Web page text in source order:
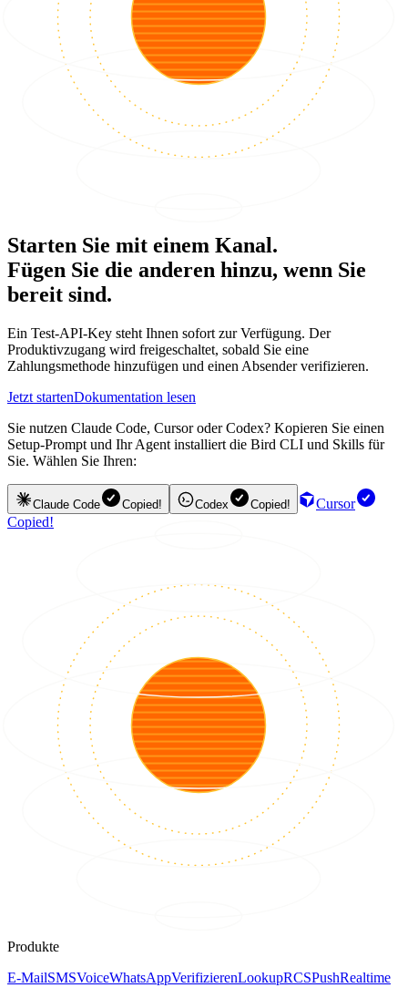
Starten Sie mit einem Kanal.
Fügen Sie die anderen hinzu, wenn Sie
bereit sind.
Ein Test-API-Key steht Ihnen sofort zur Verfügung. Der
Produktivzugang wird freigeschaltet, sobald Sie eine
Zahlungsmethode hinzufügen und einen Absender verifizieren.
Jetzt startenDokumentation lesen
Sie nutzen Claude Code, Cursor oder Codex? Kopieren Sie einen
Setup-Prompt und Ihr Agent installiert die Bird CLI und Skills für
Sie. Wählen Sie Ihren:
Claude Code Copied! Codex Copied!
Cursor
Copied!
Produkte
E-MailSMSVoiceWhatsAppVerifizierenLookupRCSPushRealtime